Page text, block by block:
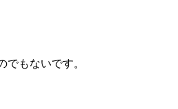
でもないです。